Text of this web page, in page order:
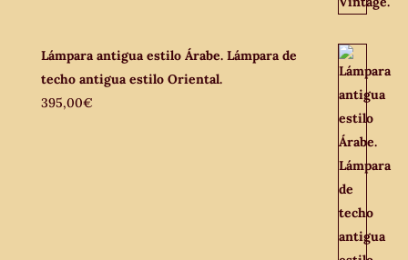
Lámpara antigua estilo Árabe. Lámpara de
techo antigua estilo Oriental.
395,00€